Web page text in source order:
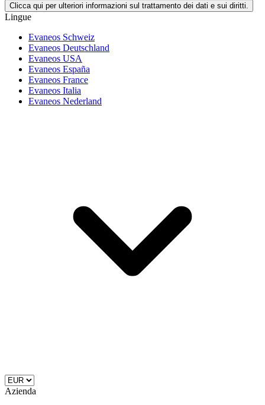
Clicca qui per ulteriori informazioni sul trattamento dei dati e sui diritti.
Lingue
Evaneos Schweiz
Evaneos Deutschland
Evaneos USA
Evaneos España
Evaneos France
Evaneos Italia
Evaneos Nederland
Azienda